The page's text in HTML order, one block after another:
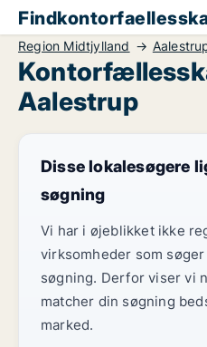
Region Midtjylland
Aalestrup
Disse lokalesøgere
søgning
Vi har i øjeblikket ikke
virksomheder som
søgning. Derfor viser vi
matcher din søgning
marked.